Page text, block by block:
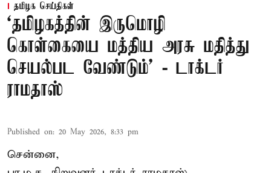
தமிழக செய்திகள்
‘தமிழகத்தின் இருமொழி
கொள்கையை மத்திய அரசு மதித்து
செயல்பட வேண்டும்’ - டாக்டர்
ராமதாஸ்
Published on: 20 May 2026, 8:33 pm
சென்னை,